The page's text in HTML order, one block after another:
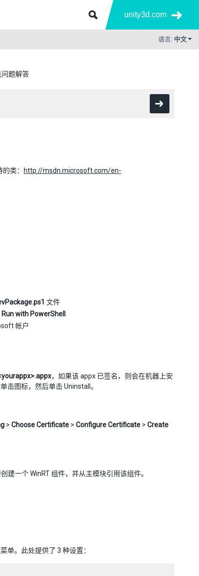
unity3d.com
语言: 中文
问题解答
类：
http://msdn.microsoft.com/en-
文件
Run with PowerShell
帐户
，如果该 appx 已签名，则会在机器上安
击图标，然后单击 Uninstall。
> Choose Certificate > Configure Certificate > Create
建一个 WinRT 组件，并从主模块引用该组件。
单。此处提供了 3 种设置：